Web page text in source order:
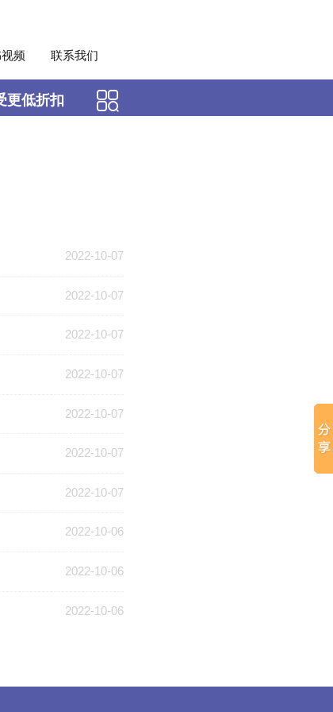
频 联系我们
更低折扣
2022-10-07
2022-10-07
2022-10-07
2022-10-07
2022-10-07
2022-10-07
2022-10-07
2022-10-06
2022-10-06
2022-10-06